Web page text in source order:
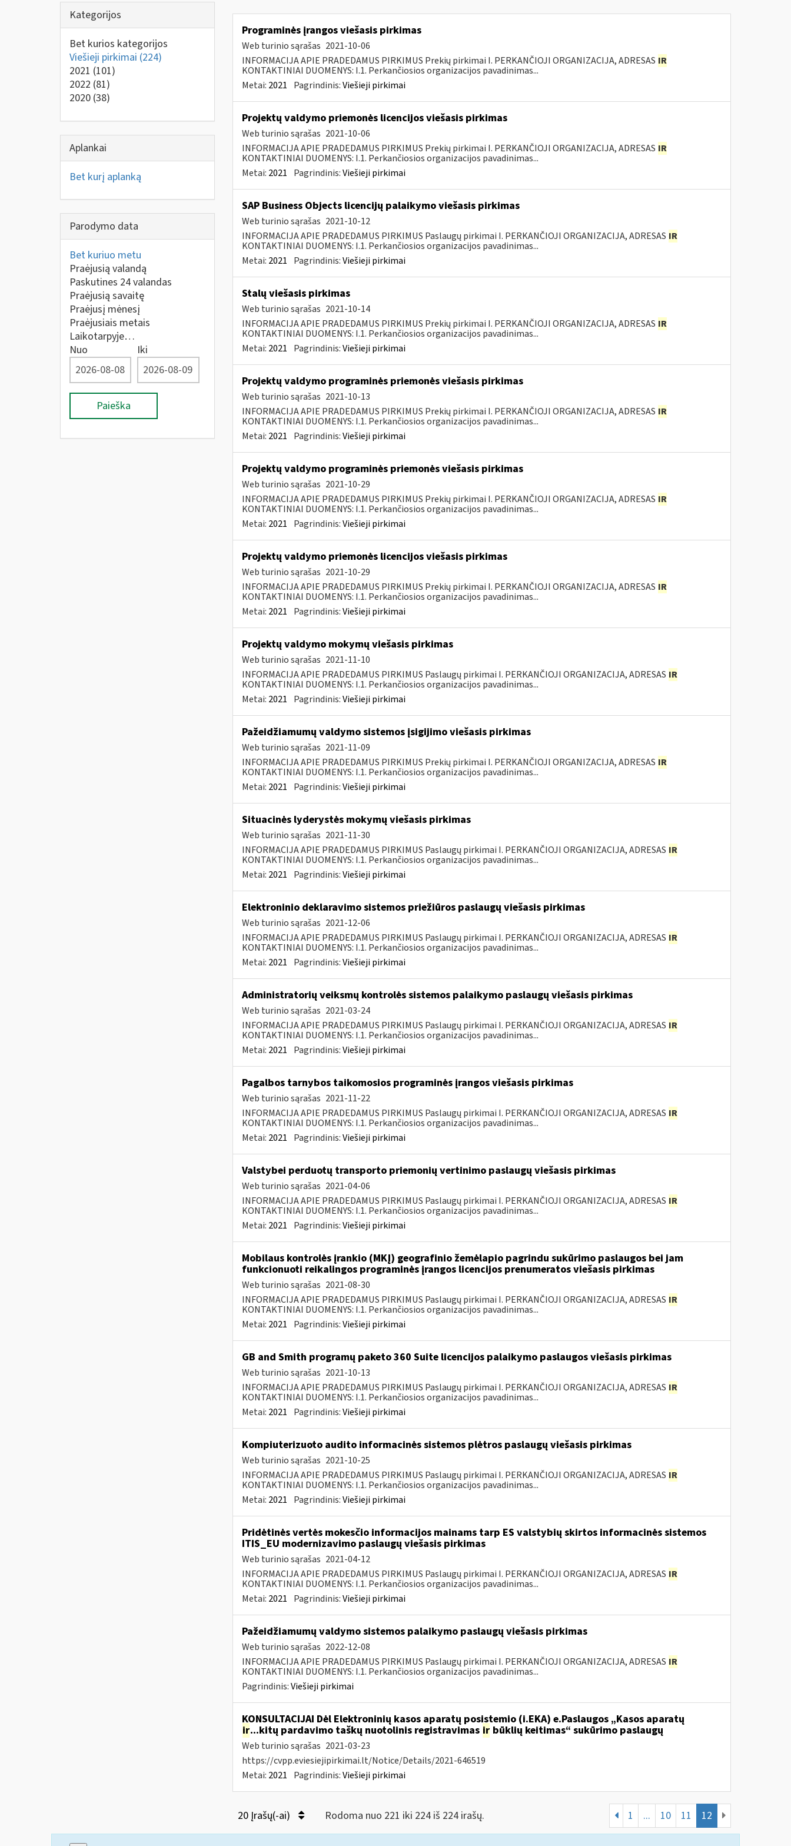
Kategorijos
Bet kurios kategorijos
Viešieji pirkimai (224)
2021 (101)
2022 (81)
2020 (38)
Aplankai
Bet kurį aplanką
Parodymo data
Bet kuriuo metu
Praėjusią valandą
Paskutines 24 valandas
Praėjusią savaitę
Praėjusį mėnesį
Praėjusiais metais
Laikotarpyje…
Nuo
Iki
Paieška
Programinės įrangos viešasis pirkimas
Web turinio sąrašas 2021-10-06
INFORMACIJA APIE PRADEDAMUS PIRKIMUS Prekių pirkimai I. PERKANČIOJI ORGANIZACIJA, ADRESAS IR
KONTAKTINIAI DUOMENYS: I.1. Perkančiosios organizacijos pavadinimas...
Metai: 2021 Pagrindinis:Viešieji pirkimai
Projektų valdymo priemonės licencijos viešasis pirkimas
Web turinio sąrašas 2021-10-06
INFORMACIJA APIE PRADEDAMUS PIRKIMUS Prekių pirkimai I. PERKANČIOJI ORGANIZACIJA, ADRESAS IR
KONTAKTINIAI DUOMENYS: I.1. Perkančiosios organizacijos pavadinimas...
Metai: 2021 Pagrindinis:Viešieji pirkimai
SAP Business Objects licencijų palaikymo viešasis pirkimas
Web turinio sąrašas 2021-10-12
INFORMACIJA APIE PRADEDAMUS PIRKIMUS Paslaugų pirkimai I. PERKANČIOJI ORGANIZACIJA, ADRESAS IR
KONTAKTINIAI DUOMENYS: I.1. Perkančiosios organizacijos pavadinimas...
Metai: 2021 Pagrindinis:Viešieji pirkimai
Stalų viešasis pirkimas
Web turinio sąrašas 2021-10-14
INFORMACIJA APIE PRADEDAMUS PIRKIMUS Prekių pirkimai I. PERKANČIOJI ORGANIZACIJA, ADRESAS IR
KONTAKTINIAI DUOMENYS: I.1. Perkančiosios organizacijos pavadinimas...
Metai: 2021 Pagrindinis:Viešieji pirkimai
Projektų valdymo programinės priemonės viešasis pirkimas
Web turinio sąrašas 2021-10-13
INFORMACIJA APIE PRADEDAMUS PIRKIMUS Prekių pirkimai I. PERKANČIOJI ORGANIZACIJA, ADRESAS IR
KONTAKTINIAI DUOMENYS: I.1. Perkančiosios organizacijos pavadinimas...
Metai: 2021 Pagrindinis:Viešieji pirkimai
Projektų valdymo programinės priemonės viešasis pirkimas
Web turinio sąrašas 2021-10-29
INFORMACIJA APIE PRADEDAMUS PIRKIMUS Prekių pirkimai I. PERKANČIOJI ORGANIZACIJA, ADRESAS IR
KONTAKTINIAI DUOMENYS: I.1. Perkančiosios organizacijos pavadinimas...
Metai: 2021 Pagrindinis:Viešieji pirkimai
Projektų valdymo priemonės licencijos viešasis pirkimas
Web turinio sąrašas 2021-10-29
INFORMACIJA APIE PRADEDAMUS PIRKIMUS Prekių pirkimai I. PERKANČIOJI ORGANIZACIJA, ADRESAS IR
KONTAKTINIAI DUOMENYS: I.1. Perkančiosios organizacijos pavadinimas...
Metai: 2021 Pagrindinis:Viešieji pirkimai
Projektų valdymo mokymų viešasis pirkimas
Web turinio sąrašas 2021-11-10
INFORMACIJA APIE PRADEDAMUS PIRKIMUS Paslaugų pirkimai I. PERKANČIOJI ORGANIZACIJA, ADRESAS IR
KONTAKTINIAI DUOMENYS: I.1. Perkančiosios organizacijos pavadinimas...
Metai: 2021 Pagrindinis:Viešieji pirkimai
Pažeidžiamumų valdymo sistemos įsigijimo viešasis pirkimas
Web turinio sąrašas 2021-11-09
INFORMACIJA APIE PRADEDAMUS PIRKIMUS Prekių pirkimai I. PERKANČIOJI ORGANIZACIJA, ADRESAS IR
KONTAKTINIAI DUOMENYS: I.1. Perkančiosios organizacijos pavadinimas...
Metai: 2021 Pagrindinis:Viešieji pirkimai
Situacinės lyderystės mokymų viešasis pirkimas
Web turinio sąrašas 2021-11-30
INFORMACIJA APIE PRADEDAMUS PIRKIMUS Paslaugų pirkimai I. PERKANČIOJI ORGANIZACIJA, ADRESAS IR
KONTAKTINIAI DUOMENYS: I.1. Perkančiosios organizacijos pavadinimas...
Metai: 2021 Pagrindinis:Viešieji pirkimai
Elektroninio deklaravimo sistemos priežiūros paslaugų viešasis pirkimas
Web turinio sąrašas 2021-12-06
INFORMACIJA APIE PRADEDAMUS PIRKIMUS Paslaugų pirkimai I. PERKANČIOJI ORGANIZACIJA, ADRESAS IR
KONTAKTINIAI DUOMENYS: I.1. Perkančiosios organizacijos pavadinimas...
Metai: 2021 Pagrindinis:Viešieji pirkimai
Administratorių veiksmų kontrolės sistemos palaikymo paslaugų viešasis pirkimas
Web turinio sąrašas 2021-03-24
INFORMACIJA APIE PRADEDAMUS PIRKIMUS Paslaugų pirkimai I. PERKANČIOJI ORGANIZACIJA, ADRESAS IR
KONTAKTINIAI DUOMENYS: I.1. Perkančiosios organizacijos pavadinimas...
Metai: 2021 Pagrindinis:Viešieji pirkimai
Pagalbos tarnybos taikomosios programinės įrangos viešasis pirkimas
Web turinio sąrašas 2021-11-22
INFORMACIJA APIE PRADEDAMUS PIRKIMUS Paslaugų pirkimai I. PERKANČIOJI ORGANIZACIJA, ADRESAS IR
KONTAKTINIAI DUOMENYS: I.1. Perkančiosios organizacijos pavadinimas...
Metai: 2021 Pagrindinis:Viešieji pirkimai
Valstybei perduotų transporto priemonių vertinimo paslaugų viešasis pirkimas
Web turinio sąrašas 2021-04-06
INFORMACIJA APIE PRADEDAMUS PIRKIMUS Paslaugų pirkimai I. PERKANČIOJI ORGANIZACIJA, ADRESAS IR
KONTAKTINIAI DUOMENYS: I.1. Perkančiosios organizacijos pavadinimas...
Metai: 2021 Pagrindinis:Viešieji pirkimai
Mobilaus kontrolės įrankio (MKĮ) geografinio žemėlapio pagrindu sukūrimo paslaugos bei jam
funkcionuoti reikalingos programinės įrangos licencijos prenumeratos viešasis pirkimas
Web turinio sąrašas 2021-08-30
INFORMACIJA APIE PRADEDAMUS PIRKIMUS Paslaugų pirkimai I. PERKANČIOJI ORGANIZACIJA, ADRESAS IR
KONTAKTINIAI DUOMENYS: I.1. Perkančiosios organizacijos pavadinimas...
Metai: 2021 Pagrindinis:Viešieji pirkimai
GB and Smith programų paketo 360 Suite licencijos palaikymo paslaugos viešasis pirkimas
Web turinio sąrašas 2021-10-13
INFORMACIJA APIE PRADEDAMUS PIRKIMUS Paslaugų pirkimai I. PERKANČIOJI ORGANIZACIJA, ADRESAS IR
KONTAKTINIAI DUOMENYS: I.1. Perkančiosios organizacijos pavadinimas...
Metai: 2021 Pagrindinis:Viešieji pirkimai
Kompiuterizuoto audito informacinės sistemos plėtros paslaugų viešasis pirkimas
Web turinio sąrašas 2021-10-25
INFORMACIJA APIE PRADEDAMUS PIRKIMUS Paslaugų pirkimai I. PERKANČIOJI ORGANIZACIJA, ADRESAS IR
KONTAKTINIAI DUOMENYS: I.1. Perkančiosios organizacijos pavadinimas...
Metai: 2021 Pagrindinis:Viešieji pirkimai
Pridėtinės vertės mokesčio informacijos mainams tarp ES valstybių skirtos informacinės sistemos
ITIS_EU modernizavimo paslaugų viešasis pirkimas
Web turinio sąrašas 2021-04-12
INFORMACIJA APIE PRADEDAMUS PIRKIMUS Paslaugų pirkimai I. PERKANČIOJI ORGANIZACIJA, ADRESAS IR
KONTAKTINIAI DUOMENYS: I.1. Perkančiosios organizacijos pavadinimas...
Metai: 2021 Pagrindinis:Viešieji pirkimai
Pažeidžiamumų valdymo sistemos palaikymo paslaugų viešasis pirkimas
Web turinio sąrašas 2022-12-08
INFORMACIJA APIE PRADEDAMUS PIRKIMUS Paslaugų pirkimai I. PERKANČIOJI ORGANIZACIJA, ADRESAS IR
KONTAKTINIAI DUOMENYS: I.1. Perkančiosios organizacijos pavadinimas...
Pagrindinis:Viešieji pirkimai
KONSULTACIJAI Dėl Elektroninių kasos aparatų posistemio (i.EKA) e.Paslaugos „Kasos aparatų
ir...kitų pardavimo taškų nuotolinis registravimas irbūklių keitimas“ sukūrimo paslaugų
Web turinio sąrašas 2021-03-23
https://cvpp.eviesiejipirkimai.lt/Notice/Details/2021-646519
Metai: 2021 Pagrindinis:Viešieji pirkimai
20 Įrašų(-ai) Rodoma nuo 221 iki 224 iš 224 irašų. 1 ... 10 11 12